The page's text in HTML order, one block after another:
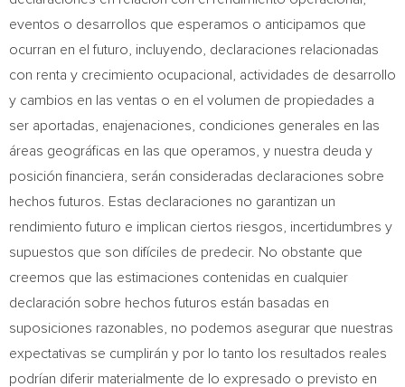
eventos o desarrollos que esperamos o anticipamos que
ocurran en el futuro, incluyendo, declaraciones relacionadas
con renta y crecimiento ocupacional, actividades de desarrollo
y cambios en las ventas o en el volumen de propiedades a
ser aportadas, enajenaciones, condiciones generales en las
áreas geográficas en las que operamos, y nuestra deuda y
posición financiera, serán consideradas declaraciones sobre
hechos futuros. Estas declaraciones no garantizan un
rendimiento futuro e implican ciertos riesgos, incertidumbres y
supuestos que son difíciles de predecir. No obstante que
creemos que las estimaciones contenidas en cualquier
declaración sobre hechos futuros están basadas en
suposiciones razonables, no podemos asegurar que nuestras
expectativas se cumplirán y por lo tanto los resultados reales
podrían diferir materialmente de lo expresado o previsto en